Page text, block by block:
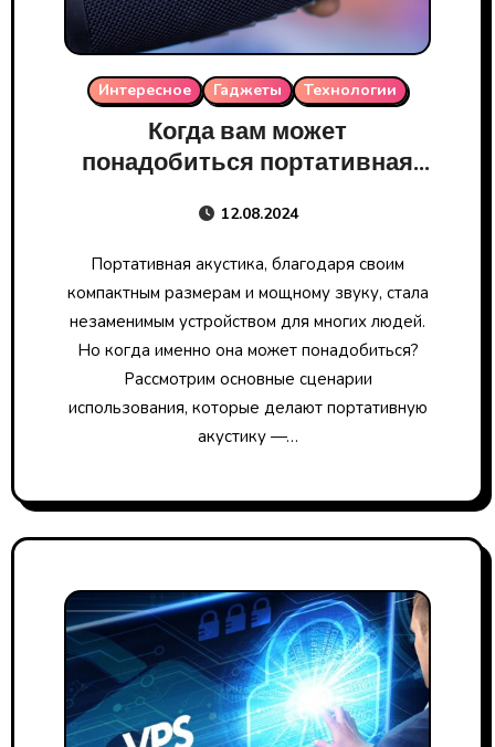
Интересное Гаджеты Технологии
Когда вам может
понадобиться портативная
12.08.2024
Портативная акустика, благодаря своим
компактным размерам и мощному звуку, стала
незаменимым устройством для многих людей.
Но когда именно она может понадобиться?
Рассмотрим основные сценарии
использования, которые делают портативную
акустику —…